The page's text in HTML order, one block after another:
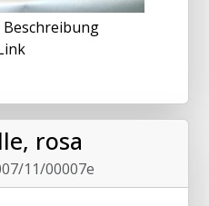
Beschreibung
rosa
11/00007e